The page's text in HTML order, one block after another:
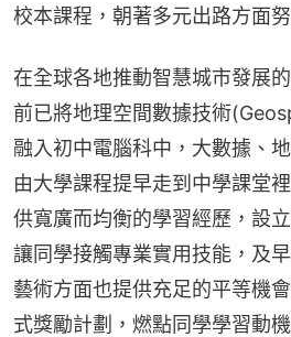
校本課程，朝著多元出路方面努
在全球各地推動智慧城市發展
前已將地理空間數據技術
融入初中電腦科中，大數據、
由大學課程提早走到中學課堂
供寬廣而均衡的學習經歷，設
讓同學接觸專業實用技能，及
藝術方面也提供充足的平等機
式獎勵計劃，燃點同學學習動